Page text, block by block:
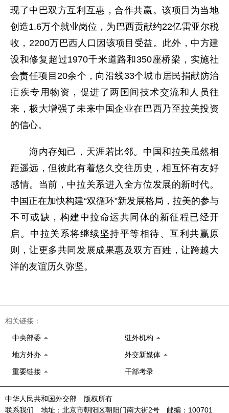
现了中巴双方互利互惠，合作共赢。该项目为当地
创造1.6万个就业岗位，为巴西贡献约22亿雷亚尔税
收，2200万巴西人口因该项目受益。此外，中方建
设和修复超过1970千米道路和350座桥梁，实施社
会责任项目20余个，向沿线33个城市居民捐献防治
疟疾专用物资，促进了两国间技术交流和人员往
来，极大增强了未来中国企业在巴西乃至拉美投资
的信心。
海内存知己，天涯若比邻。中国和拉美虽然相
距遥远，但彼此有着悠久交往历史，相互怀有友好
感情。当前，中拉关系进入全方位发展的新时代。
中国正在加快构建“双循环”新发展格局，拉美的参与
不可或缺，构建中拉命运共同体的新征程已经开
启。中拉关系将继续坚持平等相待、互利共赢原
则，让更多共同发展成果惠及双方百姓，让跨越大
洋的友谊历久弥坚。
相关链接：
中央部委 驻外机构
地方外办 外交新媒体
重要链接 干部考录
中华人民共和国外交部 版权所有
联系我们 地址：北京市朝阳区朝阳门南大街2号 邮编：100701